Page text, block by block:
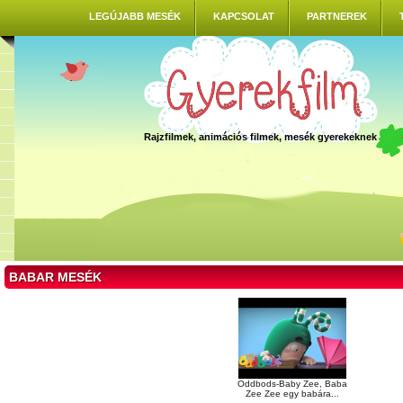
LEGÚJABB MESÉK KAPCSOLAT PARTNEREK
Rajzfilmek, animációs filmek, mesék gyerekeknek
BABAR MESÉK
Oddbods-Baby Zee, Baba
Zee Zee egy babára...